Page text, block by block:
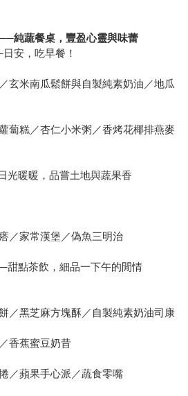
純蔬餐桌，豐盈心靈與味蕾
安，吃早餐！
玄米南瓜鬆餅與自製純素奶油／地瓜
蔔糕／杏仁小米粥／香烤花椰排燕麥
光暖暖，品嘗土地與蔬果香
／家常漢堡／偽魚三明治
甜點茶飲，細品一下午的閒情
／黑芝麻方塊酥／自製純素奶油司康
香蕉蜜豆奶昔
／蘋果手心派／蔬食零嘴